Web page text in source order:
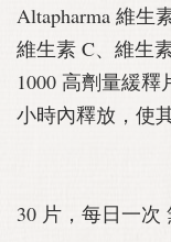
Altapharma 維生
維生素 C、維生
1000 高劑量緩
小時內釋放，使
30 片，每日一次